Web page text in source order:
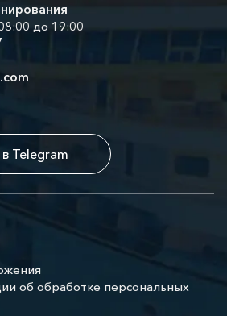
до 19:00
Telegram
об обработке персональных